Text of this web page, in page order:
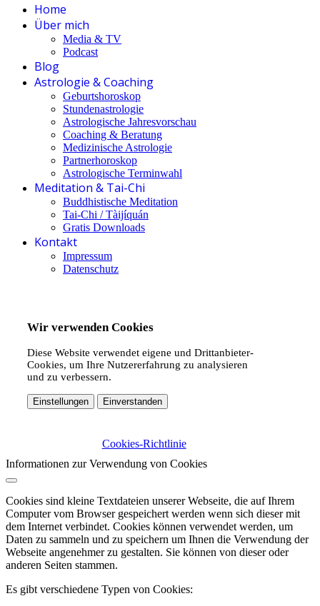
Home
Über mich
Media & TV
Podcast
Blog
Astrologie & Coaching
Geburtshoroskop
Stundenastrologie
Astrologische Jahresvorschau
Coaching & Beratung
Medizinische Astrologie
Partnerhoroskop
Astrologische Terminwahl
Meditation & Tai-Chi
Buddhistische Meditation
Tai-Chi / Tàijíquán
Gratis Downloads
Kontakt
Impressum
Datenschutz
Wir verwenden Cookies
Diese Website verwendet eigene und Drittanbieter-
Cookies, um Ihre Nutzererfahrung zu analysieren
und zu verbessern.
Einstellungen Einverstanden
Cookies-Richtlinie
Informationen zur Verwendung von Cookies
Cookies sind kleine Textdateien unserer Webseite, die auf Ihrem
Computer vom Browser gespeichert werden wenn sich dieser mit
dem Internet verbindet. Cookies können verwendet werden, um
Daten zu sammeln und zu speichern um Ihnen die Verwendung der
Webseite angenehmer zu gestalten. Sie können von dieser oder
anderen Seiten stammen.
Es gibt verschiedene Typen von Cookies: